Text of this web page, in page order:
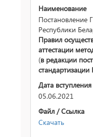
Наименование
Постановление
Республики
Правил
аттестации
(в редакции
Дата
05.06.2021
Файл / Ссылка
Скачать